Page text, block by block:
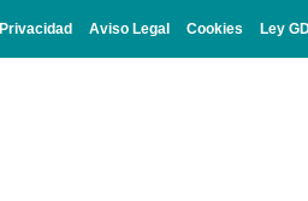
Privacidad Aviso Legal Cookies Ley